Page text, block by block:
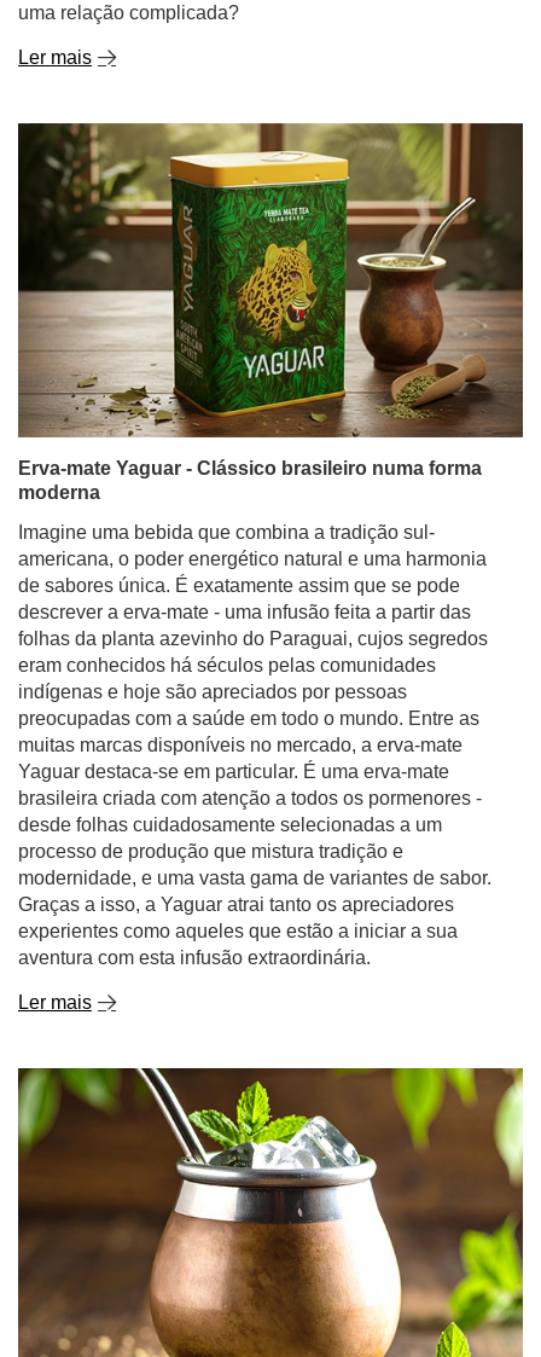
uma relação complicada?
Ler mais
Erva-mate Yaguar - Clássico brasileiro numa forma
moderna
Imagine uma bebida que combina a tradição sul-
americana, o poder energético natural e uma harmonia
de sabores única. É exatamente assim que se pode
descrever a erva-mate - uma infusão feita a partir das
folhas da planta azevinho do Paraguai, cujos segredos
eram conhecidos há séculos pelas comunidades
indígenas e hoje são apreciados por pessoas
preocupadas com a saúde em todo o mundo. Entre as
muitas marcas disponíveis no mercado, a erva-mate
Yaguar destaca-se em particular. É uma erva-mate
brasileira criada com atenção a todos os pormenores -
desde folhas cuidadosamente selecionadas a um
processo de produção que mistura tradição e
modernidade, e uma vasta gama de variantes de sabor.
Graças a isso, a Yaguar atrai tanto os apreciadores
experientes como aqueles que estão a iniciar a sua
aventura com esta infusão extraordinária.
Ler mais